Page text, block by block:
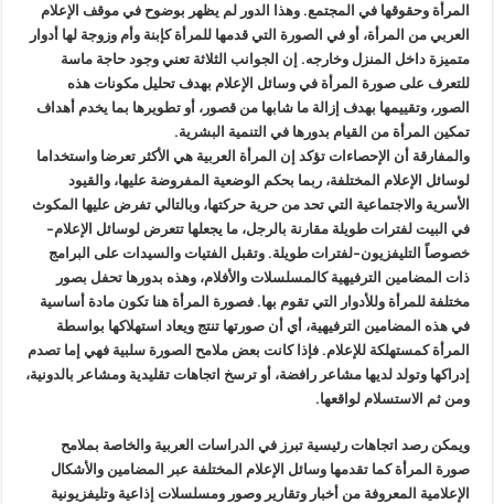
المرأة وحقوقها في المجتمع. وهذا الدور لم يظهر بوضوح في موقف الإعلام
العربي من المرأة، أو في الصورة التي قدمها للمرأة كإبنة وأم وزوجة لها أدوار
متميزة داخل المنزل وخارجه. إن الجوانب الثلاثة تعني وجود حاجة ماسة
للتعرف على صورة المرأة في وسائل الإعلام بهدف تحليل مكونات هذه
الصور، وتقييمها بهدف إزالة ما شابها من قصور، أو تطويرها بما يخدم أهداف
تمكين المرأة من القيام بدورها في التنمية البشرية.
والمفارقة أن الإحصاءات تؤكد إن المرأة العربية هي الأكثر تعرضا واستخداما
لوسائل الإعلام المختلفة، ربما بحكم الوضعية المفروضة عليها، والقيود
الأسرية والاجتماعية التي تحد من حرية حركتها، وبالتالي تفرض عليها المكوث
في البيت لفترات طويلة مقارنة بالرجل، ما يجعلها تتعرض لوسائل الإعلام–
خصوصاً التليفزيون–لفترات طويلة. وتقبل الفتيات والسيدات على البرامج
ذات المضامين الترفيهية كالمسلسلات والأفلام، وهذه بدورها تحفل بصور
مختلفة للمرأة وللأدوار التي تقوم بها. فصورة المرأة هنا تكون مادة أساسية
في هذه المضامين الترفيهية، أي أن صورتها تنتج ويعاد استهلاكها بواسطة
المرأة كمستهلكة للإعلام. فإذا كانت بعض ملامح الصورة سلبية فهي إما تصدم
إدراكها وتولد لديها مشاعر رافضة، أو ترسخ اتجاهات تقليدية ومشاعر بالدونية،
ومن ثم الاستسلام لواقعها.
ويمكن رصد اتجاهات رئيسية تبرز في الدراسات العربية والخاصة بملامح
صورة المرأة كما تقدمها وسائل الإعلام المختلفة عبر المضامين والأشكال
الإعلامية المعروفة من أخبار وتقارير وصور ومسلسلات إذاعية وتليفزيونية